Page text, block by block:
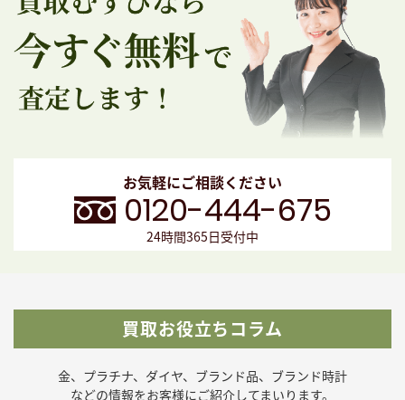
お気軽にご相談ください
0120-444-675
24時間365日受付中
買取お役立ちコラム
金、プラチナ、ダイヤ、ブランド品、ブランド時計
などの情報をお客様にご紹介してまいります。